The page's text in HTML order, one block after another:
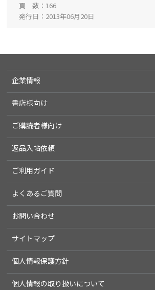
頁 数
166
発行日
2013年06月20日
企業情報
書店様向け
ご購読者様向け
返品入帖依頼
ご利用ガイド
よくあるご質問
お問い合わせ
サイトマップ
個人情報保護方針
個人情報の取り扱いについて